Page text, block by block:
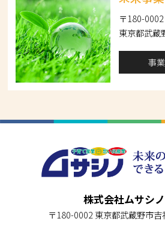
〒180-0002
東京都武蔵
事
株式会社ムサシ
〒180-0002 東京都武蔵野市